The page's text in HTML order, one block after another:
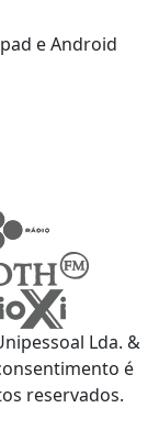
e Android
Lda. &
é
reservados.